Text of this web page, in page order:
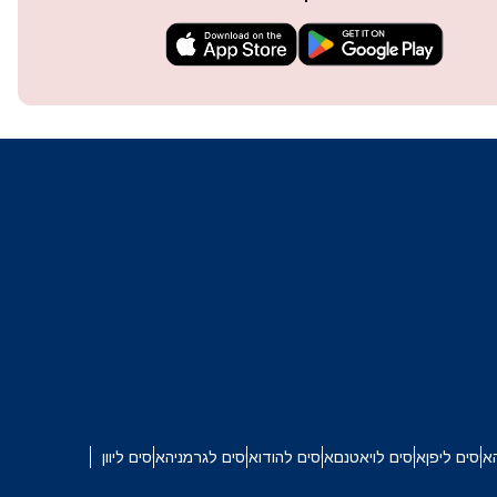
or
איסים ליפןאיסים לויאטנםאיסים להודואיסים לגרמניהאיסים ליוון